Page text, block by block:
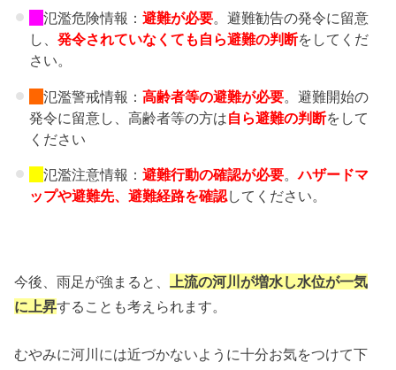
氾濫危険情報： 避難が必要。避難勧告の発令に留意
し、 発令されていなくても自ら避難の判断をしてくだ
さい。
氾濫警戒情報： 高齢者等の避難が必要。避難開始の
発令に留意し、高齢者等の方は自ら避難の判断をして
ください
氾濫注意情報： 避難行動の確認が必要。ハザードマ
ップや避難先、 避難経路を確認してください。
今後、雨足が強まると、
上流の河川が増水し水位が一気
に上昇することも考えられます。
むやみに河川には近づかないように十分お気をつけて下